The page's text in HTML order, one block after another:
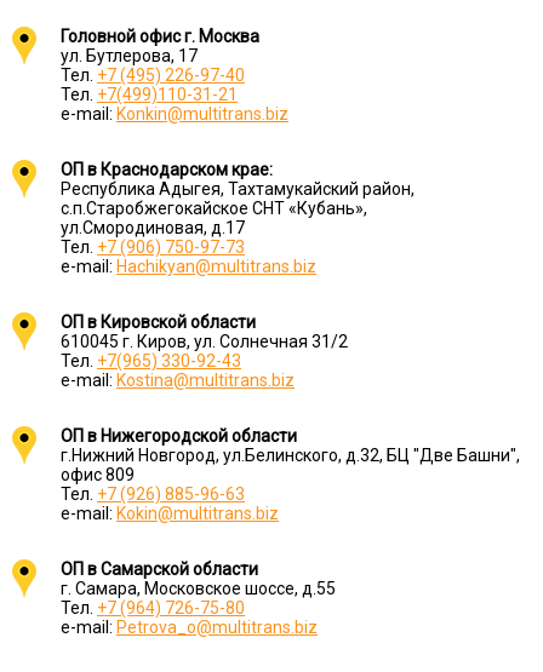
Головной офис г. Москва
ул. Бутлерова, 17
Тел. +7 (495) 226-97-40
Тел. +7(499)110-31-21
e-mail: Konkin@multitrans.biz
ОП в Краснодарском крае:
Республика Адыгея, Тахтамукайский район,
с.п.Старобжегокайское СНТ «Кубань»,
ул.Смородиновая, д.17
Тел. +7 (906) 750-97-73
e-mail: Hachikyan@multitrans.biz
ОП в Кировской области
610045 г. Киров, ул. Солнечная 31/2
Тел. +7(965) 330-92-43
e-mail: Kostina@multitrans.biz
ОП в Нижегородской области
г.Нижний Новгород, ул.Белинского, д.32, БЦ "Две Башни",
офис 809
Тел. +7 (926) 885-96-63
e-mail: Kokin@multitrans.biz
ОП в Самарской области
г. Самара, Московское шоссе, д.55
Тел. +7 (964) 726-75-80
e-mail: Petrova_o@multitrans.biz